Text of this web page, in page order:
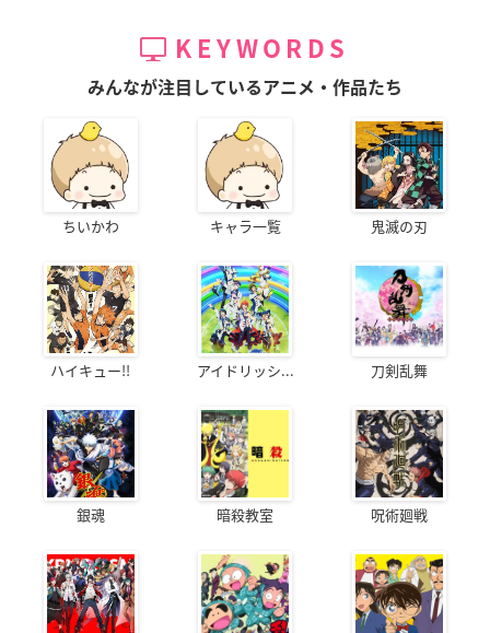
KEYWORDS
みんなが注目しているアニメ・作品たち
ちいかわ キャラ一覧 鬼滅の刃
ハイキュー!! アイドリッシ... 刀剣乱舞
銀魂 暗殺教室 呪術廻戦